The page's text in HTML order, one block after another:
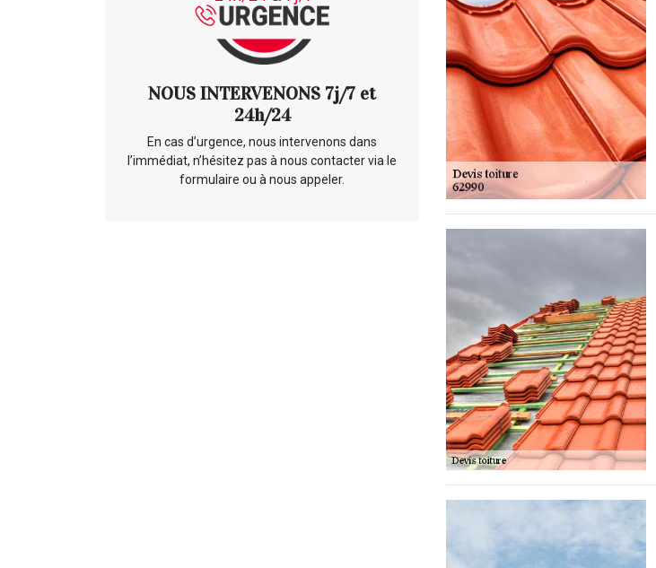
NOUS INTERVENONS 7j/7 et
24h/24
En cas d’urgence, nous intervenons dans
l’immédiat, n’hésitez pas à nous contacter via le
formulaire ou à nous appeler.